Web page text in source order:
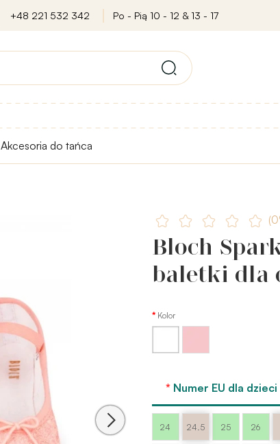
+48 221 532 342 Po - Pią 10 - 12 & 13 - 17
Akcesoria do tańca
Bloch
baletki dla
Kolor
Numer EU dla dzieci
24 24.5 25 26